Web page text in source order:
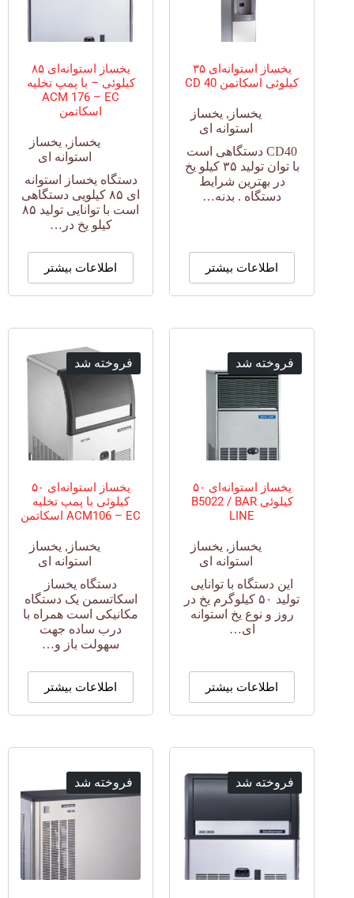
یخساز استوانه‌ای ۳۵
کیلوئی اسکاتمن CD 40
یخساز , یخساز
استوانه ای
CD40 دستگاهی است
با توان تولید ۳۵ کیلو یخ
در بهترین شرایط
دستگاه . بدنه…
اطلاعات بیشتر
یخساز استوانه‌ای ۸۵
کیلوئی – با پمپ تخلیه
ACM 176 – EC
اسکاتمن
یخساز , یخساز
استوانه ای
دستگاه یخساز استوانه
ای ۸۵ کیلویی دستگاهی
است با توانایی تولید ۸۵
کیلو یخ در…
اطلاعات بیشتر
فروخته شد
یخساز استوانه‌ای ۵۰
کیلوئی B5022 / BAR
LINE
یخساز , یخساز
استوانه ای
این دستگاه با توانایی
تولید ۵۰ کیلوگرم یخ در
روز و نوع یخ استوانه
ای…
اطلاعات بیشتر
فروخته شد
یخساز استوانه‌ای ۵۰
کیلوئی با پمپ تخلیه
ACM106 – EC اسکاتمن
یخساز , یخساز
استوانه ای
دستگاه یخساز
اسکاتسمن یک دستگاه
مکانیکی است همراه با
درب ساده جهت
سهولت باز و…
اطلاعات بیشتر
فروخته شد فروخته شد